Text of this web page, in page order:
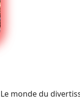
Le monde du